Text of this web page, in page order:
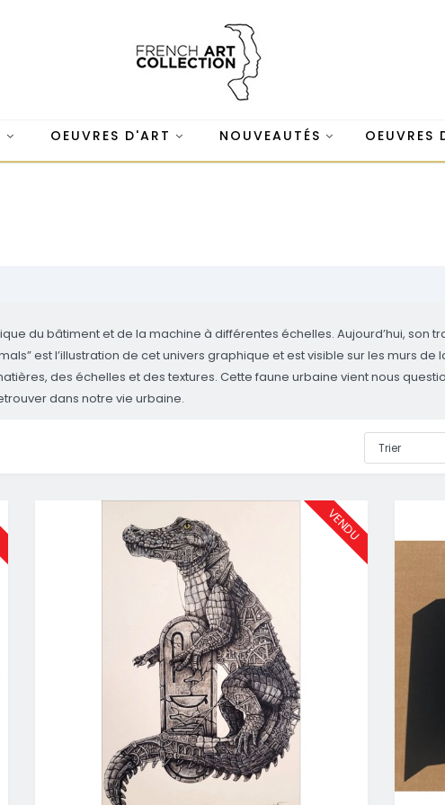
OEUVRES D'ART NOUVEAUTÉS OEUVRES
du bâtiment et de la machine à différentes échelles. Aujourd’hui, son
est l’illustration de cet univers graphique et est visible sur les murs
des échelles et des textures. Cette faune urbaine vient nous
dans notre vie urbaine.
VENDU